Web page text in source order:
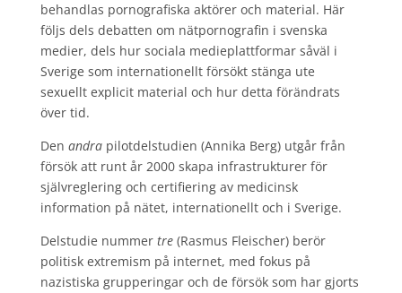
behandlas pornografiska aktörer och material. Här
följs dels debatten om nätpornografin i svenska
medier, dels hur sociala medieplattformar såväl i
Sverige som internationellt försökt stänga ute
sexuellt explicit material och hur detta förändrats
över tid.
Den andrapilotdelstudien (Annika Berg) utgår från
försök att runt år 2000 skapa infrastrukturer för
självreglering och certifiering av medicinsk
information på nätet, internationellt och i Sverige.
Delstudie nummer tre(Rasmus Fleischer) berör
politisk extremism på internet, med fokus på
nazistiska grupperingar och de försök som har gjorts